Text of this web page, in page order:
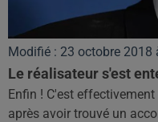
Modifié : 23 octobre 2018
Le réalisateur s'est
Enfin ! C'est
après avoir trouvé un